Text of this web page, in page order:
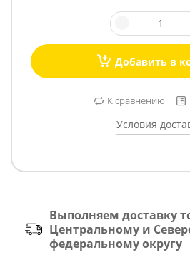
Добавить в
К сравнению
Условия
Выполняем доставку
Центральному и
федеральному округу